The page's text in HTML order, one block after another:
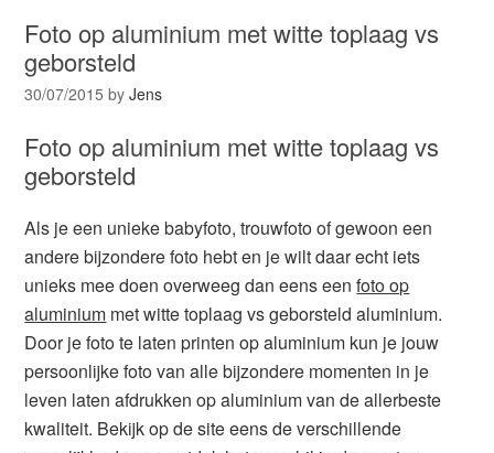
Foto op aluminium met witte toplaag vs
geborsteld
30/07/2015 byJens
Foto op aluminium met witte toplaag vs
geborsteld
Als je een unieke babyfoto, trouwfoto of gewoon een
andere bijzondere foto hebt en je wilt daar echt iets
unieks mee doen overweeg dan eens eenfoto op
aluminium met witte toplaag vs geborsteld aluminium.
Door je foto te laten printen op aluminium kun je jouw
persoonlijke foto van alle bijzondere momenten in je
leven laten afdrukken op aluminium van de allerbeste
kwaliteit. Bekijk op de site eens de verschillende